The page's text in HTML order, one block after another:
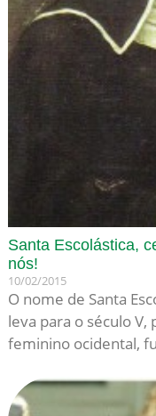
Santa Escolástica,
nós!
10/02/2015
O nome de Santa
leva para o século
feminino ocidental,